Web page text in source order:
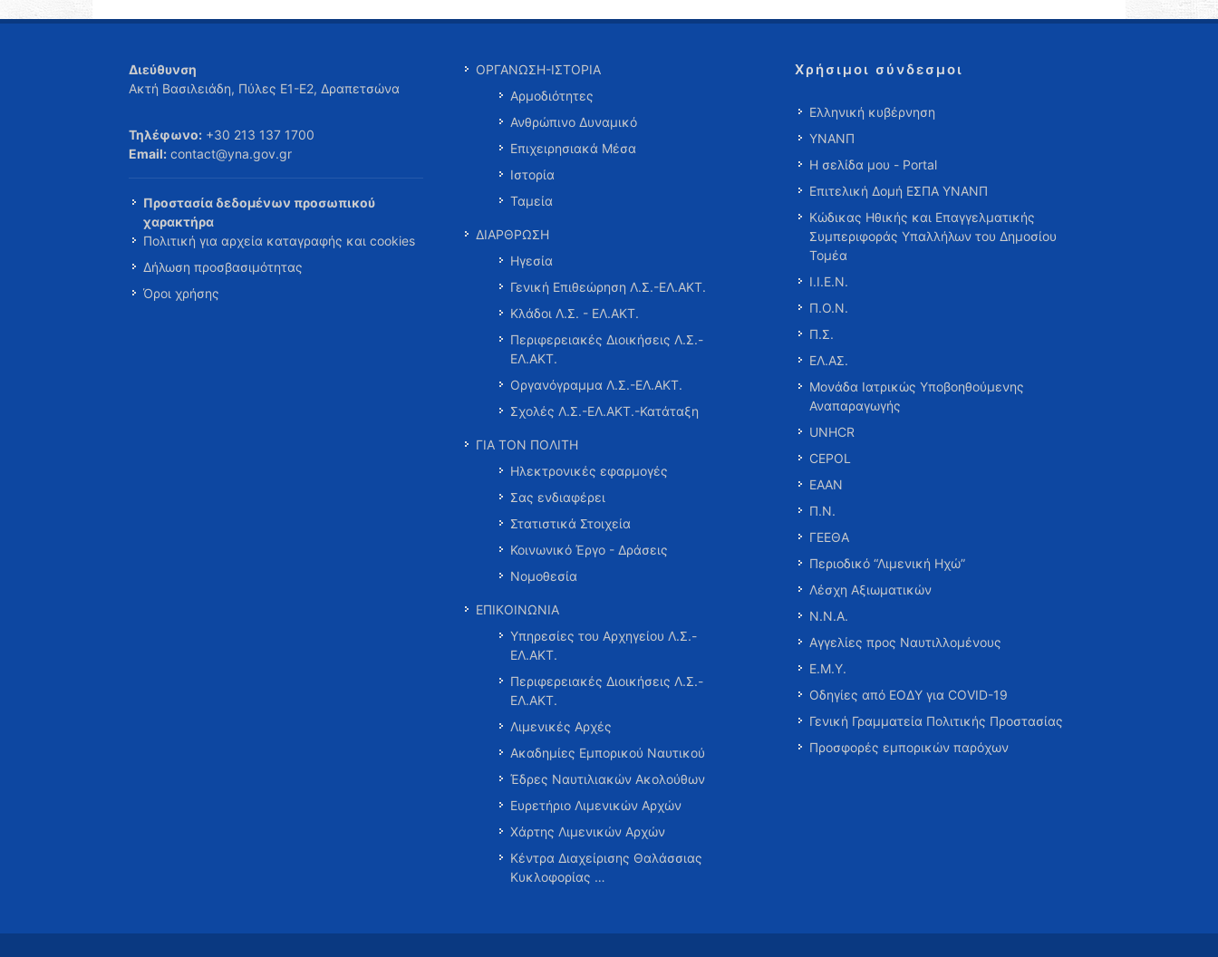
Διεύθυνση
Ακτή Βασιλειάδη, Πύλες Ε1-Ε2, Δραπετσώνα
Τηλέφωνο: +30 213 137 1700
Email: contact@yna.gov.gr
Προστασία δεδομένων προσωπικού
χαρακτήρα
Πολιτική για αρχεία καταγραφής και cookies
Δήλωση προσβασιμότητας
Όροι χρήσης
ΟΡΓΑΝΩΣΗ-ΙΣΤΟΡΙΑ
Αρμοδιότητες
Ανθρώπινο Δυναμικό
Επιχειρησιακά Μέσα
Ιστορία
Ταμεία
ΔΙΑΡΘΡΩΣΗ
Ηγεσία
Γενική Επιθεώρηση Λ.Σ.-ΕΛ.ΑΚΤ.
Κλάδοι Λ.Σ. - ΕΛ.ΑΚΤ.
Περιφερειακές Διοικήσεις Λ.Σ.-
ΕΛ.ΑΚΤ.
Οργανόγραμμα Λ.Σ.-ΕΛ.ΑΚΤ.
Σχολές Λ.Σ.-ΕΛ.ΑΚΤ.-Κατάταξη
ΓΙΑ ΤΟΝ ΠΟΛΙΤΗ
Ηλεκτρονικές εφαρμογές
Σας ενδιαφέρει
Στατιστικά Στοιχεία
Κοινωνικό Έργο - Δράσεις
Νομοθεσία
ΕΠΙΚΟΙΝΩΝΙΑ
Υπηρεσίες του Αρχηγείου Λ.Σ.-
ΕΛ.ΑΚΤ.
Περιφερειακές Διοικήσεις Λ.Σ.-
ΕΛ.ΑΚΤ.
Λιμενικές Αρχές
Ακαδημίες Εμπορικού Ναυτικού
Έδρες Ναυτιλιακών Ακολούθων
Ευρετήριο Λιμενικών Αρχών
Χάρτης Λιμενικών Αρχών
Κέντρα Διαχείρισης Θαλάσσιας
Κυκλοφορίας …
Χρήσιμοι σύνδεσμοι
Ελληνική κυβέρνηση
ΥΝΑΝΠ
Η σελίδα μου - Portal
Επιτελική Δομή ΕΣΠΑ ΥΝΑΝΠ
Κώδικας Ηθικής και Επαγγελματικής
Συμπεριφοράς Υπαλλήλων του Δημοσίου
Τομέα
Ι.Ι.Ε.Ν.
Π.Ο.Ν.
Π.Σ.
ΕΛ.ΑΣ.
Μονάδα Ιατρικώς Υποβοηθούμενης
Αναπαραγωγής
UNHCR
CEPOL
ΕΑΑΝ
Π.Ν.
ΓΕΕΘΑ
Περιοδικό “Λιμενική Ηχώ”
Λέσχη Αξιωματικών
Ν.Ν.Α.
Αγγελίες προς Ναυτιλλομένους
Ε.Μ.Υ.
Οδηγίες από ΕΟΔΥ για COVID-19
Γενική Γραμματεία Πολιτικής Προστασίας
Προσφορές εμπορικών παρόχων